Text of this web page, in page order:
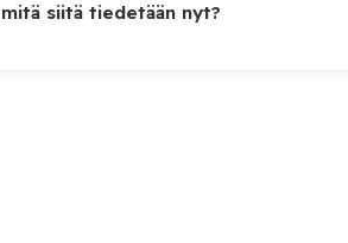
mitä siitä tiedetään nyt?